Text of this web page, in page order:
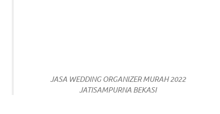
JASA WEDDING ORGANIZER MURAH 2022
JATISAMPURNA BEKASI